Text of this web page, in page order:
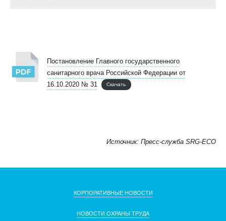
Постановление Главного государственного
санитарного врача Российской Федерации от
16.10.2020 № 31
Скачать
Источник: Пресс-служба SRG-ECO
КОРПОРАТИВНЫЕ НОВОСТИ
НОВОСТИ ОХРАНЫ ТРУДА